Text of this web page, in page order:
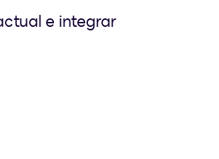
e integrar